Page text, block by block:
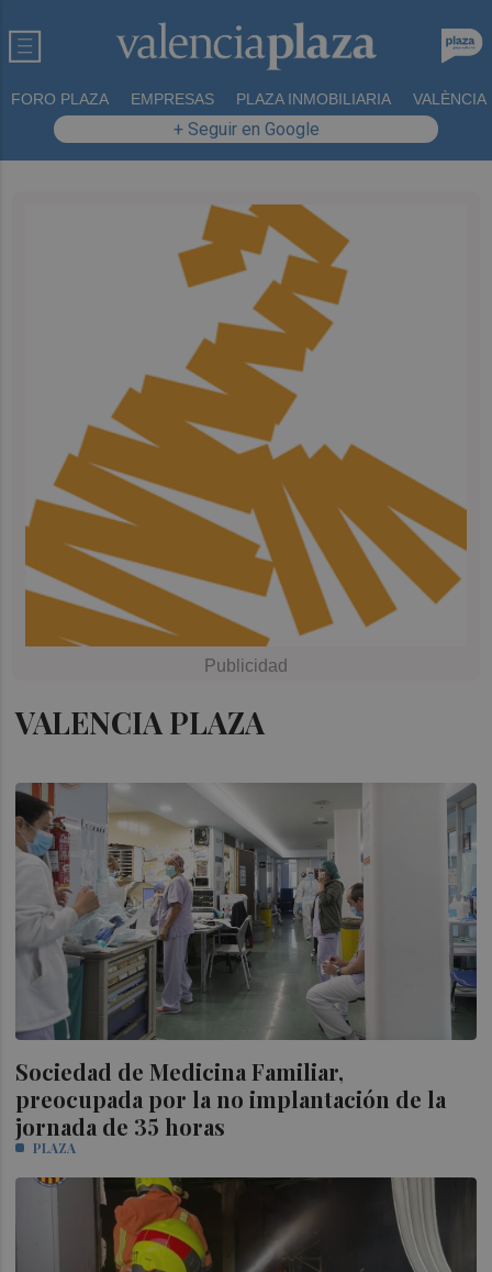
FORO PLAZA EMPRESAS PLAZA INMOBILIARIA VALÈNCIA
+ Seguir en Google
VALENCIA PLAZA
Sociedad de Medicina Familiar,
preocupada por la no implantación de la
jornada de 35 horas
PLAZA